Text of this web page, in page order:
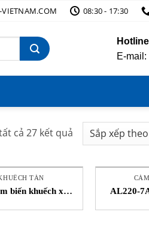
VIETNAM.COM 08:30 - 17:30
E-
cả 27 kết quảĐã
sắp
nhất
TÁN
biến khuếch xạ
AL220-